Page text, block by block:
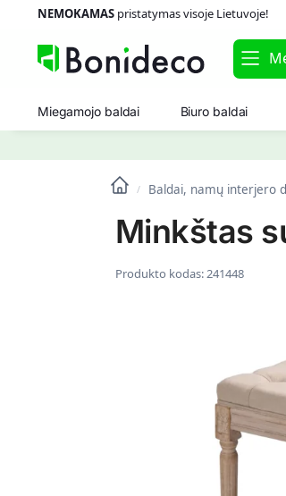
NEMOKAMASpristatymas visoje Lietuvoje!
Miegamojo baldai Biuro baldai
/ Baldai, namų interjero
Minkštas
Produkto kodas:241448